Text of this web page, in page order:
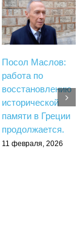
Посол Маслов:
работа по
восстановлению
исторической
памяти в Греции
продолжается.
11 февраля, 2026